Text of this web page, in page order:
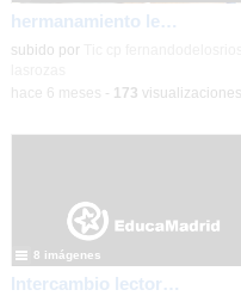
hermanamiento lector 6ºB_CEIP FDLR_Las Rozas
Contenido educativo.
subido por
hace 6 meses - 173 visualizaciones
Intercambio lector 6ºB_CEIP FDLR_Las Rozas
8 imágenes